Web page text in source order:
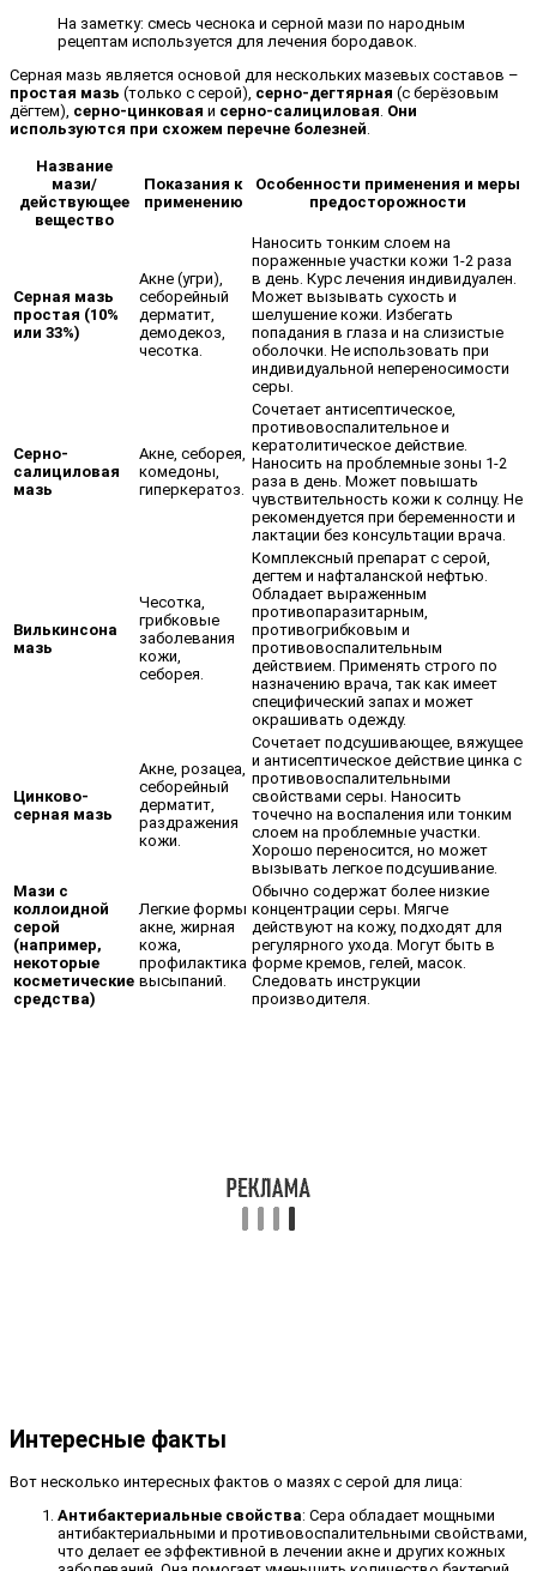
На заметку: смесь чеснока и серной мази по народным
рецептам используется для лечения бородавок.
Серная мазь является основой для нескольких мазевых составов –
простая мазь (только с серой), серно-дегтярная (с берёзовым
дёгтем), серно-цинковая и серно-салициловая Они
используются при схожем перечне болезней
Название
мази/
действующее
вещество
Показания к
применению
Особенности применения и меры
предосторожности
Серная мазь
простая (10%
или 33%)
Акне (угри),
себорейный
дерматит,
демодекоз,
чесотка.
Наносить тонким слоем на
пораженные участки кожи 1-2 раза
в день. Курс лечения индивидуален.
Может вызывать сухость и
шелушение кожи. Избегать
попадания в глаза и на слизистые
оболочки. Не использовать при
индивидуальной непереносимости
серы.
Серно-
салициловая
мазь
Акне, себорея,
комедоны,
гиперкератоз.
Сочетает антисептическое,
противовоспалительное и
кератолитическое действие.
Наносить на проблемные зоны 1-2
раза в день. Может повышать
чувствительность кожи к солнцу. Не
рекомендуется при беременности и
лактации без консультации врача.
Вилькинсона
мазь
Чесотка,
грибковые
заболевания
кожи,
себорея.
Комплексный препарат с серой,
дегтем и нафталанской нефтью.
Обладает выраженным
противопаразитарным,
противогрибковым и
противовоспалительным
действием. Применять строго по
назначению врача, так как имеет
специфический запах и может
окрашивать одежду.
Цинково-
серная мазь
Акне, розацеа,
себорейный
дерматит,
раздражения
кожи.
Сочетает подсушивающее, вяжущее
и антисептическое действие цинка с
противовоспалительными
свойствами серы. Наносить
точечно на воспаления или тонким
слоем на проблемные участки.
Хорошо переносится, но может
вызывать легкое подсушивание.
Мази с
коллоидной
серой
(например,
некоторые
косметические
средства)
Легкие формы
акне, жирная
кожа,
профилактика
высыпаний.
Обычно содержат более низкие
концентрации серы. Мягче
действуют на кожу, подходят для
регулярного ухода. Могут быть в
форме кремов, гелей, масок.
Следовать инструкции
производителя.
Интересные факты
Вот несколько интересных фактов о мазях с серой для лица:
Антибактериальные свойства: Сера обладает мощными
антибактериальными и противовоспалительными свойствами,
что делает ее эффективной в лечении акне и других кожных